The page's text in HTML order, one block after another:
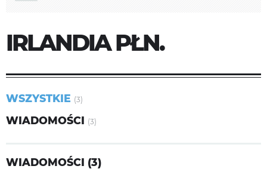
IRLANDIA PŁN.
WSZYSTKIE (3)
WIADOMOŚCI (3)
WIADOMOŚCI (3)